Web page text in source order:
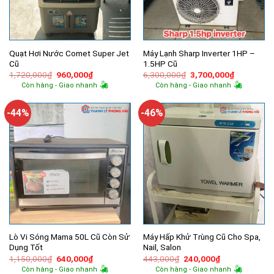
Quạt Hơi Nước Comet Super Jet
Cũ
1,720,000₫ Giá
gốc
là:
960,000₫Giá
hiện
tại
960,000₫.
Còn hàng - Giao nhanh
Máy Lạnh Sharp Inverter 1HP –
1.5HP Cũ
6,300,000₫ Giá
gốc
là:
3,700,000₫Giá
hiện
tại
Còn hàng - Giao nhanh
-44%
Lò Vi Sóng Mama 50L Cũ Còn Sử
Dụng Tốt
1,150,000₫ Giá
gốc
640,000₫Giá
hiện
Còn hàng - Giao nhanh
-46%
Máy Hấp Khử Trùng Cũ Cho Spa,
Nail, Salon
443,000₫ Giá
gốc
240,000₫Giá
hiện
Còn hàng - Giao nhanh